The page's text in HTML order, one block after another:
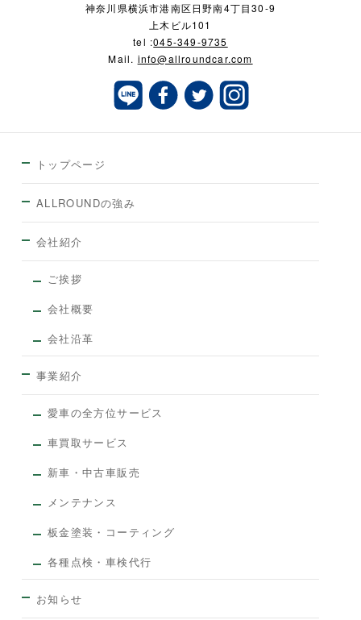
神奈川県横浜市港南区日野南4丁目30-9
上木ビル101
tel :045-349-9735
Mail. info@allroundcar.com
トップページ
ALLROUNDの強み
会社紹介
ご挨拶
会社概要
会社沿革
事業紹介
愛車の全方位サービス
車買取サービス
新車・中古車販売
メンテナンス
板金塗装・コーティング
各種点検・車検代行
お知らせ